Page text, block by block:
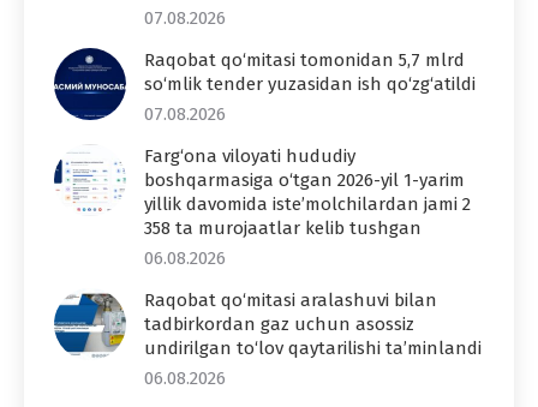
07.08.2026
Raqobat qo‘mitasi tomonidan 5,7 mlrd
so‘mlik tender yuzasidan ish qo‘zg‘atildi
07.08.2026
Farg‘ona viloyati hududiy
boshqarmasiga o‘tgan 2026-yil 1-yarim
yillik davomida iste’molchilardan jami 2
358 ta murojaatlar kelib tushgan
06.08.2026
Raqobat qo‘mitasi aralashuvi bilan
tadbirkordan gaz uchun asossiz
undirilgan to‘lov qaytarilishi ta’minlandi
06.08.2026